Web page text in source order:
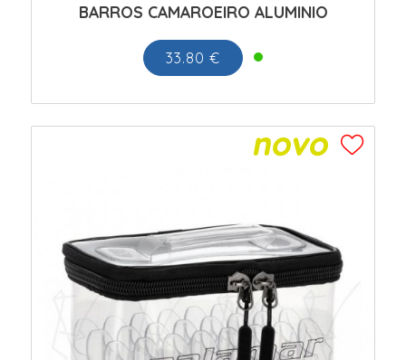
BARROS CAMAROEIRO ALUMINIO
33.80 €